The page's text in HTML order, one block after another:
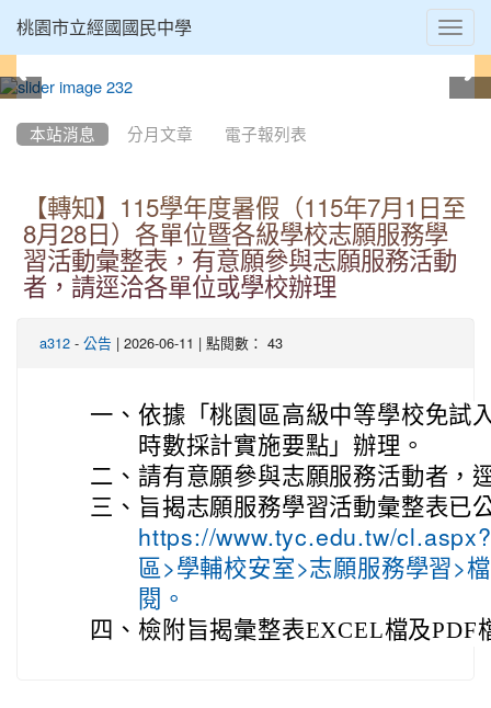
桃園市立經國國民中學
本站消息 分月文章 電子報列表
【轉知】115學年度暑假（115年7月1日至
8月28日）各單位暨各級學校志願服務學
習活動彙整表，有意願參與志願服務活動
者，請逕洽各單位或學校辦理
a312 - 公告 | 2026-06-11 | 點閱數： 43
一、 依據「桃園區高級中等學校免試
時數採計實施要點」辦理。
二、 請有意願參與志願服務活動者，
三、 旨揭志願服務學習活動彙整表已
https://www.tyc.edu.tw/
區>學輔校安室>志願服務學習>
閱。
四、 檢附旨揭彙整表EXCEL檔及PDF